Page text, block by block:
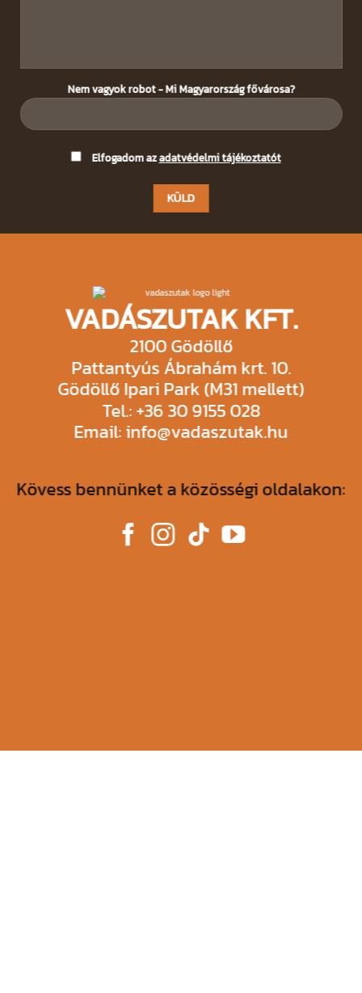
Nem vagyok robot - Mi Magyarország fővárosa?
Elfogadom azadatvédelmi tájékoztatót
VADÁSZUTAK KFT.
2100 Gödöllő
Pattantyús Ábrahám krt. 10.
Gödöllő Ipari Park (M31 mellett)
Tel.: +36 30 9155 028
Email: info@vadaszutak.hu
Kövess bennünket a közösségi oldalakon: